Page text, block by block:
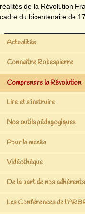
réalités de la Révolution
cadre du bicentenaire de
Actualités
Connaître Robespierre
Comprendre la Révolution
Lire et s’instruire
Nos outils pédagogiques
Pour le musée
Vidéothèque
De la part de nos adhérents
Les Conférences de